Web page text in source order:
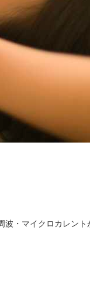
・マイクロカレン